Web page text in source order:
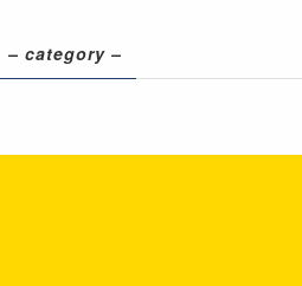
– category –